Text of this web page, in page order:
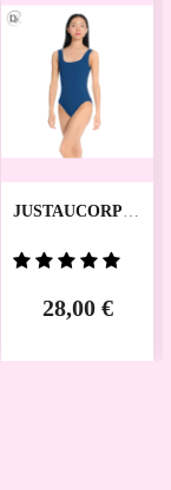
JUSTAUCORPS
VOUS
28,00 €